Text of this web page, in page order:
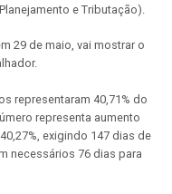
e Tributação).
29 de maio, vai mostrar o
representaram 40,71% do
representa aumento
exigindo 147 dias de
necessários 76 dias para